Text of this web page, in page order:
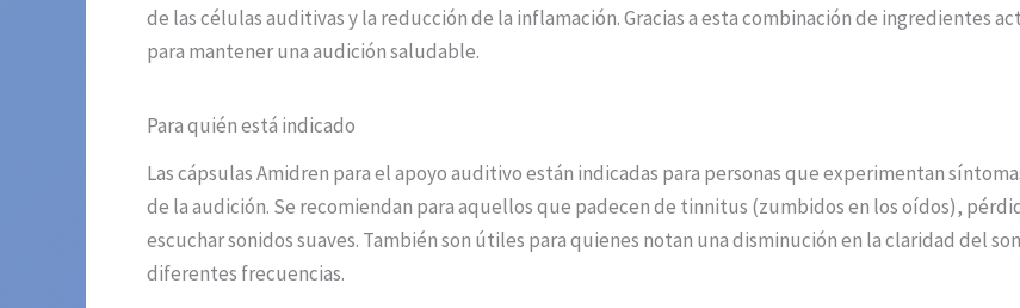
de las células auditivas y la reducción de la inflamación. Gracias a esta combinación de ingredientes
para mantener una audición saludable.
Para quién está indicado
Las cápsulas Amidren para el apoyo auditivo están indicadas para personas que experimentan
de la audición. Se recomiendan para aquellos que padecen de tinnitus (zumbidos en los oídos),
escuchar sonidos suaves. También son útiles para quienes notan una disminución en la claridad del
diferentes frecuencias.